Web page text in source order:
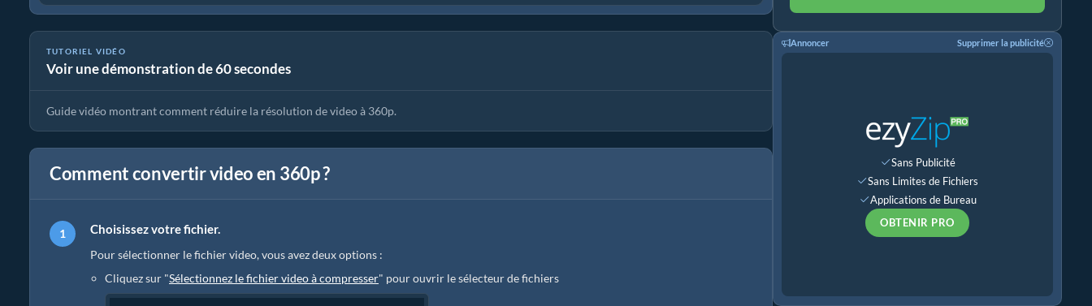
TUTORIEL VIDÉO
Voir une démonstration de 60 secondes
Comment réduire la résolution de video à 360p (Guide simple)
Guide vidéo montrant comment réduire la résolution de video à 360p.
Comment convertir video en 360p ?
Choisissez votre fichier.
Pour sélectionner le fichier video, vous avez deux options :
Cliquez sur "Sélectionnez le fichier video à compresser" pour ouvrir le sélecteur de fichiers
Annoncer Supprimer la publicité
Sans Publicité
Sans Limites de Fichiers
Applications de Bureau
OBTENIR PRO